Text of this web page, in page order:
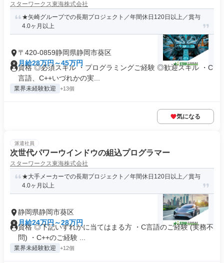
スターワークス東海株式会社
★矢崎グループでの長期プロジェクト／年間休日120日以上／賞与
4.0ヶ月以上
〒420-0859静岡県静岡市葵区
月給28万円～45万円
資格 ◎必須スキル ・プログラミングご経験 ◎歓迎スキル ・C
言語、C++いづれかの実...
業界未経験歓迎 +13個
気になる
派遣社員
次世代パワーウインドウの組込プログラマー
スターワークス東海株式会社
★大手メーカーでの長期プロジェクト／年間休日120日以上／賞与
4.0ヶ月以上
静岡県静岡市葵区
月給24万円～28万円
資格 ◎下記いずれかに当てはまる方 ・C言語のご経験 (実務不
問) ・C++のご経験 ...
業界未経験歓迎 +12個